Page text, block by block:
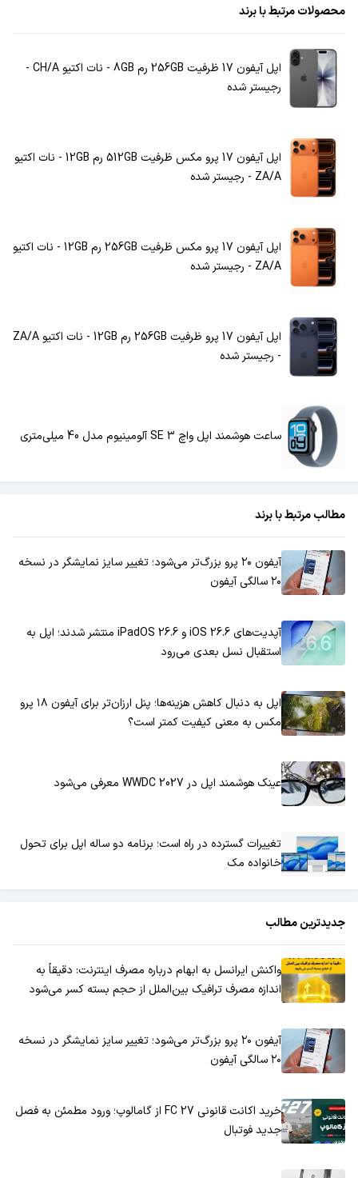
محصولات مرتبط با برند
اپل آیفون 17 ظرفیت 256GB رم 8GB - نات اکتیو CH/A -
رجیستر شده
اپل آیفون 17 پرو مکس ظرفیت 512GB رم 12GB - نات اکتیو
ZA/A - رجیستر شده
اپل آیفون 17 پرو مکس ظرفیت 256GB رم 12GB - نات اکتیو
ZA/A - رجیستر شده
اپل آیفون 17 پرو ظرفیت 256GB رم 12GB - نات اکتیو ZA/A
- رجیستر شده
ساعت هوشمند اپل واچ SE 3 آلومینیوم مدل 40 میلی‌متری
مطالب مرتبط با برند
آیفون ۲۰ پرو بزرگ‌تر می‌شود؛ تغییر سایز نمایشگر در نسخه
۲۰ سالگی آیفون
آپدیت‌های iOS 26.6 و iPadOS 26.6 منتشر شدند؛ اپل به
استقبال نسل بعدی می‌رود
اپل به دنبال کاهش هزینه‌ها؛ پنل ارزان‌تر برای آیفون ۱۸ پرو
مکس به معنی کیفیت کمتر است؟
عینک هوشمند اپل در WWDC 2027 معرفی می‌شود
تغییرات گسترده در راه است؛ برنامه دو ساله اپل برای تحول
خانواده مک
جدیدترین مطالب
واکنش ایرانسل به ابهام درباره مصرف اینترنت: دقیقاً به
اندازه مصرف ترافیک بین‌الملل از حجم بسته کسر می‌شود
آیفون ۲۰ پرو بزرگ‌تر می‌شود؛ تغییر سایز نمایشگر در نسخه
۲۰ سالگی آیفون
خرید اکانت قانونی FC 27 از گامالوپ؛ ورود مطمئن به فصل
جدید فوتبال